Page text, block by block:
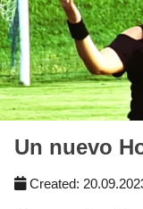
Blog
Un nuevo
Created: